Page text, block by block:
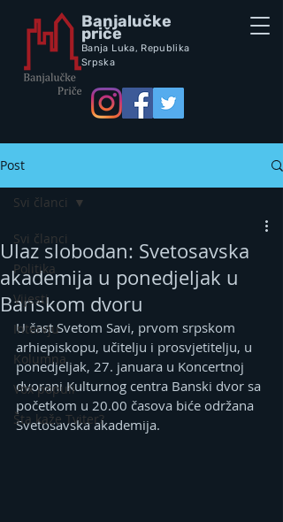
Banjalučke
priče
Banja Luka, Republika
Srpska
Post
Svi članci
Politika
Vijesti
Intervju
Kolumna
Vox populi
Šta kaže Tviter?
Svi članci
Ulaz slobodan: Svetosavska
akademija u ponedjeljak u
Banskom dvoru
U čast Svetom Savi, prvom srpskom
arhiepiskopu, učitelju i prosvjetitelju, u
ponedjeljak, 27. januara u Koncertnoj
dvorani Kulturnog centra Banski dvor sa
početkom u 20.00 časova biće održana
Svetosavska akademija.